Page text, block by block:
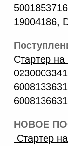
19004186,
Стартер
НОВОЕ
Стартер